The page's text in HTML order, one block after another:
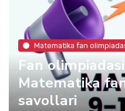
Matematika fan
Fan
Matematika
savollari